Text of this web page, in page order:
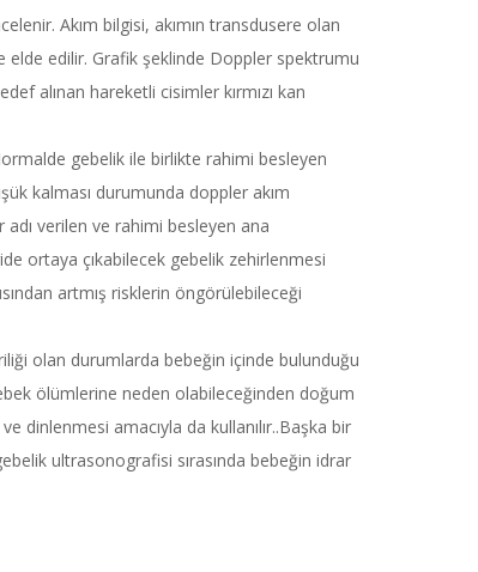
Akım bilgisi, akımın transdusere olan
edilir. Grafik şeklinde Doppler spektrumu
alınan hareketli cisimler kırmızı kan
gebelik ile birlikte rahimi besleyen
kalması durumunda doppler akım
verilen ve rahimi besleyen ana
ortaya çıkabilecek gebelik zehirlenmesi
artmış risklerin öngörülebileceği
olan durumlarda bebeğin içinde bulunduğu
ölümlerine neden olabileceğinden doğum
dinlenmesi amacıyla da kullanılır..Başka bir
ultrasonografisi sırasında bebeğin idrar